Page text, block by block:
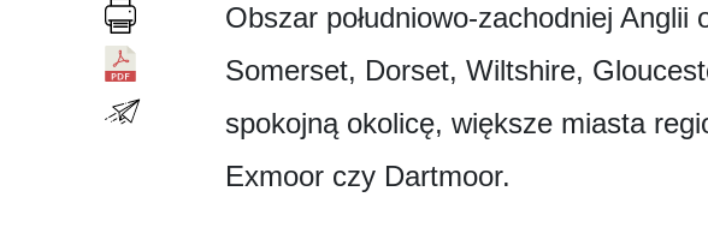
Obszar południowo-zachodniej
Somerset, Dorset, Wiltshire,
spokojną okolicę, większe miasta
Exmoor czy Dartmoor.